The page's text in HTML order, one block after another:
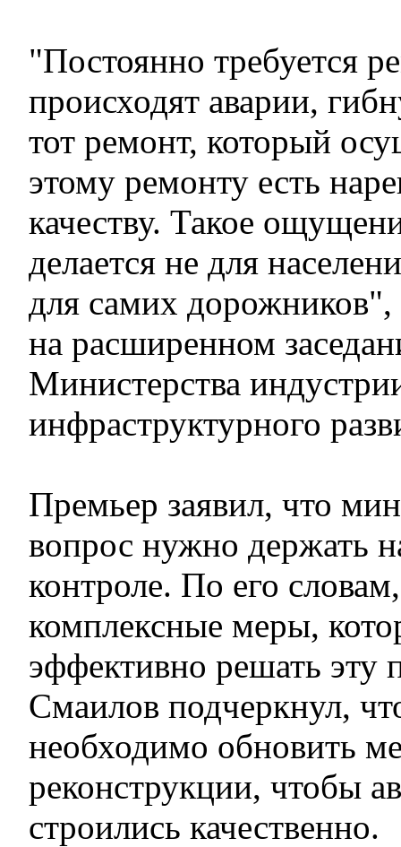
"Постоянно требуется
происходят аварии,
тот ремонт, который
этому ремонту есть
качеству. Такое
делается не для
для самих дорожников",
на расширенном
Министерства
инфраструктурного
Премьер заявил, что
вопрос нужно держать
контроле. По его
комплексные меры,
эффективно решать эту
Смаилов подчеркнул,
необходимо обновить
реконструкции, чтобы
строились качественно.